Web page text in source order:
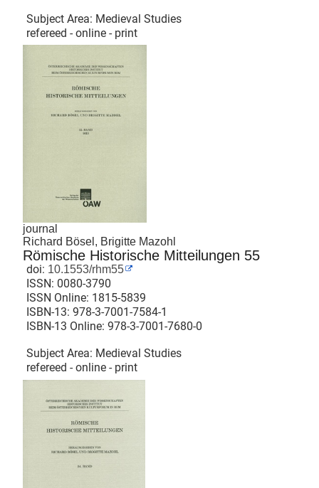
Subject Area: Medieval Studies
refereed - online - print
journal
Richard Bösel, Brigitte Mazohl
Römische Historische Mitteilungen 55
doi: 10.1553/rhm55
ISSN: 0080-3790
ISSN Online: 1815-5839
ISBN-13: 978-3-7001-7584-1
ISBN-13 Online: 978-3-7001-7680-0
Subject Area: Medieval Studies
refereed - online - print